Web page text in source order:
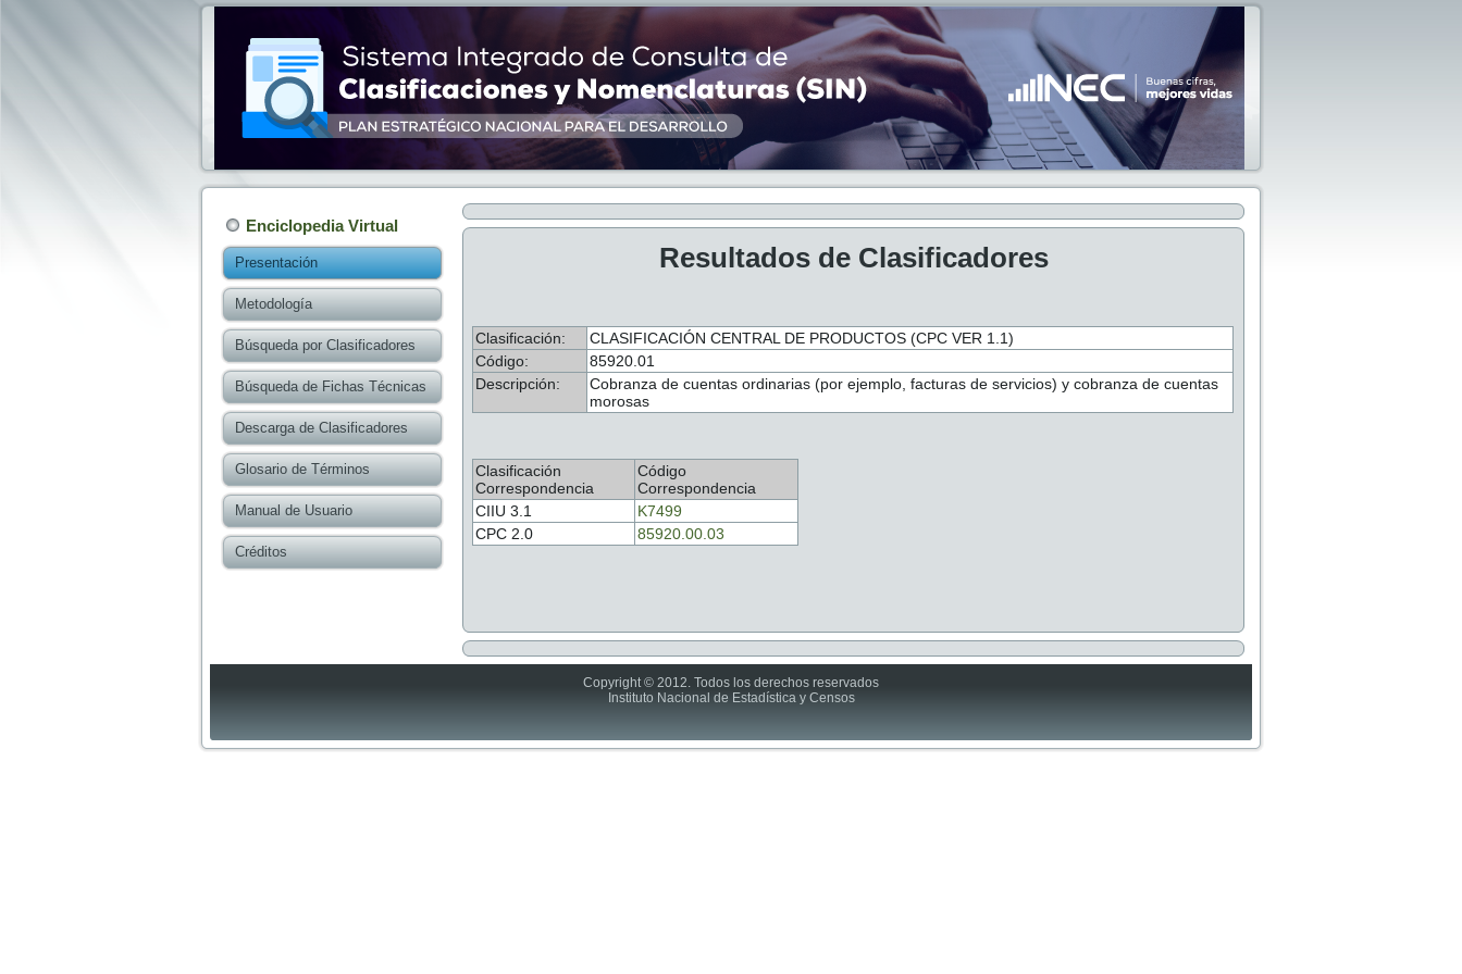
Enciclopedia Virtual
Presentación
Metodología
Búsqueda por Clasificadores
Búsqueda de Fichas Técnicas
Descarga de Clasificadores
Glosario de Términos
Manual de Usuario
Créditos
Resultados de Clasificadores
Clasificación:
CLASIFICACIÓN CENTRAL DE PRODUCTOS (CPC VER 1.1)
Código:
85920.01
Descripción:
Cobranza de cuentas ordinarias (por ejemplo, facturas de servicios) y cobranza de cuentas
morosas
Clasificación
Correspondencia
Código
Correspondencia
CIIU 3.1
K7499
CPC 2.0
85920.00.03
Copyright © 2012. Todos los derechos reservados
Instituto Nacional de Estadística y Censos